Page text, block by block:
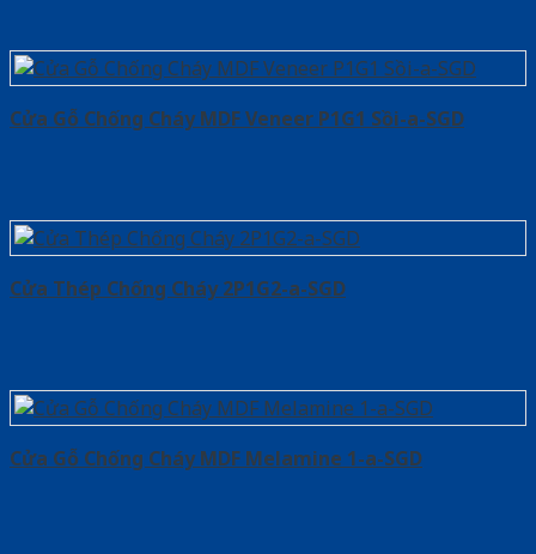
Cửa Gỗ Chống Cháy MDF Veneer P1G1 Sồi-a-SGD
Cửa Thép Chống Cháy 2P1G2-a-SGD
Cửa Gỗ Chống Cháy MDF Melamine 1-a-SGD